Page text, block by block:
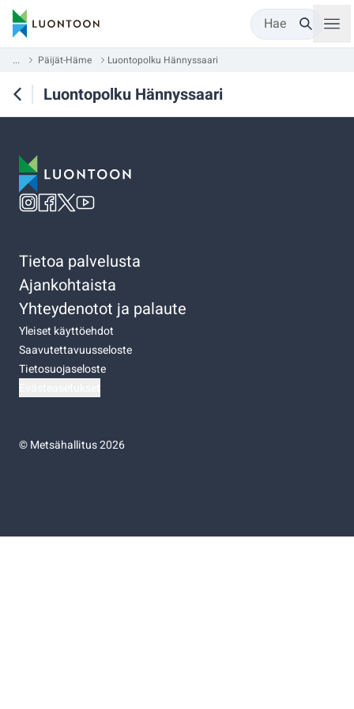
Hae
... Päijät-Häme Luontopolku Hännyssaari
Luontopolku Hännyssaari
Tietoa palvelusta
Ajankohtaista
Yhteydenotot ja palaute
Yleiset käyttöehdot
Saavutettavuusseloste
Tietosuojaseloste
©Metsähallitus 2026